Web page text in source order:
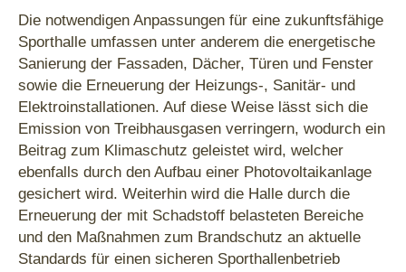
Die notwendigen Anpassungen für eine zukunftsfähige
Sporthalle umfassen unter anderem die energetische
Sanierung der Fassaden, Dächer, Türen und Fenster
sowie die Erneuerung der Heizungs-, Sanitär- und
Elektroinstallationen. Auf diese Weise lässt sich die
Emission von Treibhausgasen verringern, wodurch ein
Beitrag zum Klimaschutz geleistet wird, welcher
ebenfalls durch den Aufbau einer Photovoltaikanlage
gesichert wird. Weiterhin wird die Halle durch die
Erneuerung der mit Schadstoff belasteten Bereiche
und den Maßnahmen zum Brandschutz an aktuelle
Standards für einen sicheren Sporthallenbetrieb